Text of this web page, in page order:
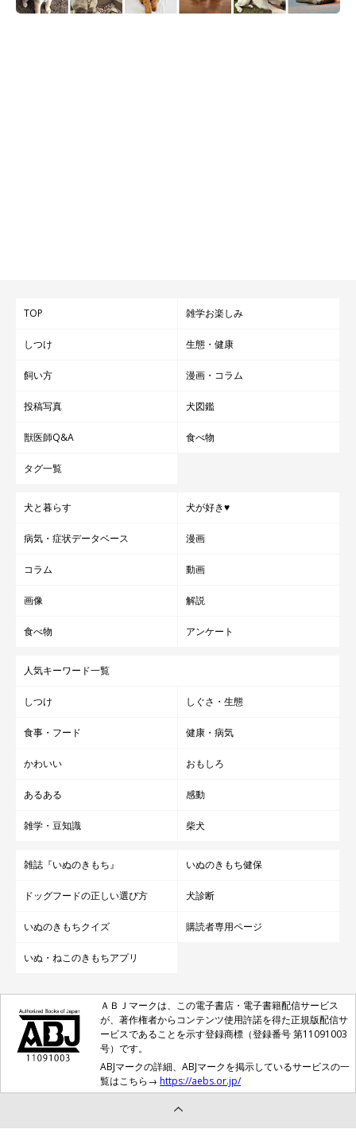
などの声が聞かれました。
影時のみマスクをはずしました）
と実感しました。
「普段のお散歩でもゴミが気になることがある」「愛犬がゴミを
誤飲しそうになった」という声も聞かれました。今回「リバ犬清
掃活動」に参加させていただき、改めて、街や川がキレイである
ことは愛犬にとっても飼い主さんにとっても安心できる環境づく
りにもつながるのだと感じました。
TOP 雑学お楽しみ
しつけ 生態・健康
飼い方 漫画・コラム
投稿写真 犬図鑑
獣医師Q&A 食べ物
タグ一覧
犬と暮らす 犬が好き♥
病気・症状データベース 漫画
コラム 動画
画像 解説
食べ物 アンケート
人気キーワード一覧
しつけ しぐさ・生態
食事・フード 健康・病気
かわいい おもしろ
あるある 感動
雑学・豆知識 柴犬
雑誌『いぬのきもち』 いぬのきもち健保
ドッグフードの正しい選び方 犬診断
いぬのきもちクイズ 購読者専用ページ
いぬ・ねこのきもちアプリ
ＡＢＪマークは、この電子書店・電子書籍配信サービス
が、著作権者からコンテンツ使用許諾を得た正規版配信サ
ービスであることを示す登録商標（登録番号 第11091003
号）です。
ABJマークの詳細、ABJマークを掲示しているサービスの一
覧はこちら→ https://aebs.or.jp/